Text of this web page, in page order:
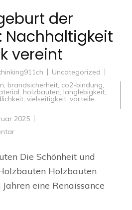
der
Nachhaltigkeit
vereint
Uncategorized
, brandsicherheit, co2-bindung,
, holzbauten, langlebigkeit,
, vielseitigkeit, vorteile,
2025
zu
der
Holzbauten:
Nachhaltigkeit
und
vereint
Die Schönheit und
Holzbauten
eine Renaissance